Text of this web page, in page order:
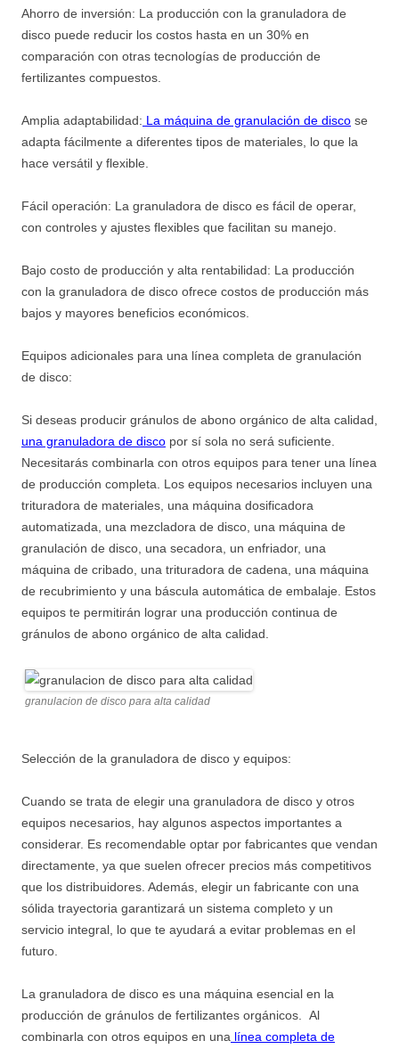
Ahorro de inversión: La producción con la granuladora de
disco puede reducir los costos hasta en un 30% en
comparación con otras tecnologías de producción de
fertilizantes compuestos.
Amplia adaptabilidad: La máquina de granulación de disco se
adapta fácilmente a diferentes tipos de materiales, lo que la
hace versátil y flexible.
Fácil operación: La granuladora de disco es fácil de operar,
con controles y ajustes flexibles que facilitan su manejo.
Bajo costo de producción y alta rentabilidad: La producción
con la granuladora de disco ofrece costos de producción más
bajos y mayores beneficios económicos.
Equipos adicionales para una línea completa de granulación
de disco:
Si deseas producir gránulos de abono orgánico de alta calidad,
una granuladora de disco por sí sola no será suficiente.
Necesitarás combinarla con otros equipos para tener una línea
de producción completa. Los equipos necesarios incluyen una
trituradora de materiales, una máquina dosificadora
automatizada, una mezcladora de disco, una máquina de
granulación de disco, una secadora, un enfriador, una
máquina de cribado, una trituradora de cadena, una máquina
de recubrimiento y una báscula automática de embalaje. Estos
equipos te permitirán lograr una producción continua de
gránulos de abono orgánico de alta calidad.
granulacion de disco para alta calidad
Selección de la granuladora de disco y equipos:
Cuando se trata de elegir una granuladora de disco y otros
equipos necesarios, hay algunos aspectos importantes a
considerar. Es recomendable optar por fabricantes que vendan
directamente, ya que suelen ofrecer precios más competitivos
que los distribuidores. Además, elegir un fabricante con una
sólida trayectoria garantizará un sistema completo y un
servicio integral, lo que te ayudará a evitar problemas en el
futuro.
La granuladora de disco es una máquina esencial en la
producción de gránulos de fertilizantes orgánicos. Al
combinarla con otros equipos en una línea completa de